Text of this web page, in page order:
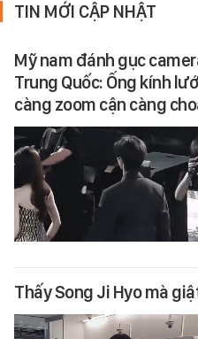
TIN MỚI CẬP NHẬT
Mỹ nam đánh gục
Trung Quốc: Ống kính
càng zoom cận càng
Thấy Song Ji Hyo mà